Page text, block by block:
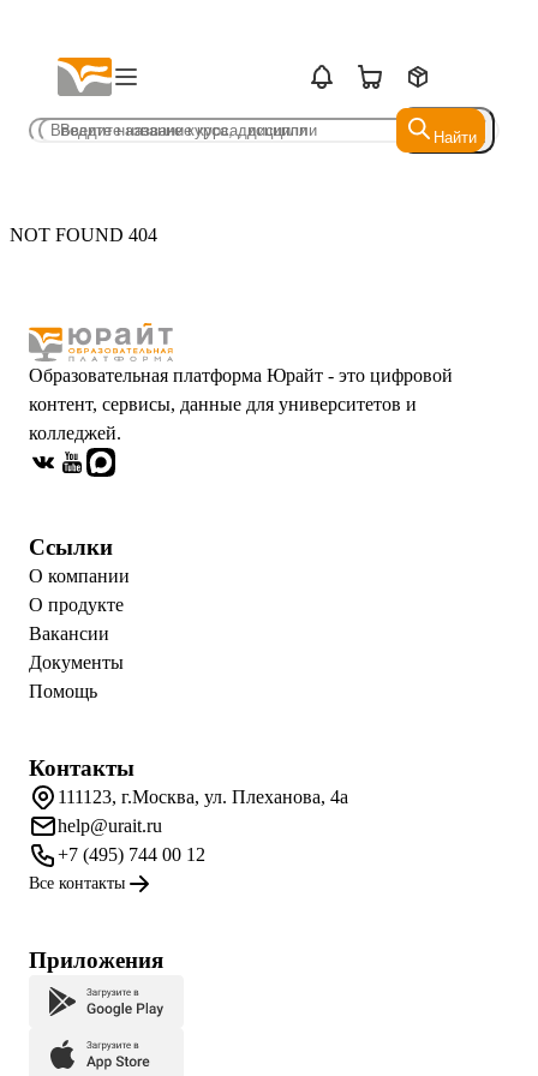
Найти
Найти
NOT FOUND 404
Образовательная платформа Юрайт - это цифровой
контент, сервисы, данные для университетов и
колледжей.
Ссылки
О компании
О продукте
Вакансии
Документы
Помощь
Контакты
111123, г.Москва, ул. Плеханова, 4а
help@urait.ru
+7 (495) 744 00 12
Все контакты
Приложения